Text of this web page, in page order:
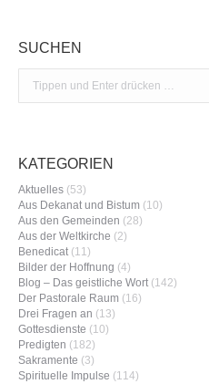
SUCHEN
KATEGORIEN
Aktuelles (53)
Aus Dekanat und Bistum (10)
Aus den Gemeinden (28)
Aus der Weltkirche (2)
Benedicat(11)
Bilder der Hoffnung (4)
Blog – Das geistliche Wort(142)
Der Pastorale Raum (16)
Drei Fragen an (13)
Gottesdienste (10)
Predigten (182)
Sakramente (3)
Spirituelle Impulse (114)